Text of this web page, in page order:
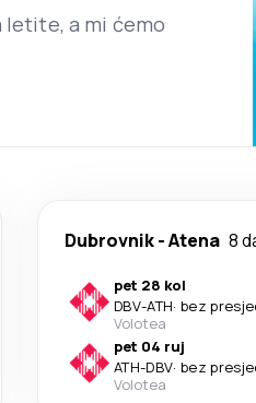
letite, a mi ćemo
Dubrovnik-Atena 8
pet 28 kol
DBV-ATH· bez
Volotea
pet 04 ruj
ATH-DBV· bez
Volotea